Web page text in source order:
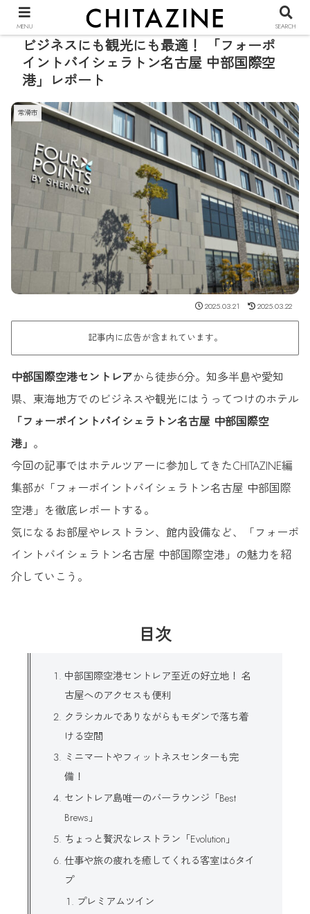
ビジネスにも観光にも最適！ 「フォーポ
イントバイシェラトン名古屋 中部国際空
港」レポート
常滑市
2025.03.21 2025.03.22
記事内に広告が含まれています。
中部国際空港セントレアから徒歩6分。知多半島や愛知
県、東海地方でのビジネスや観光にはうってつけのホテル
「フォーポイントバイシェラトン名古屋 中部国際空
港」 。
今回の記事ではホテルツアーに参加してきたCHITAZINE編
集部が「フォーポイントバイシェラトン名古屋 中部国際
空港」を徹底レポートする。
気になるお部屋やレストラン、館内設備など、「フォーポ
イントバイシェラトン名古屋 中部国際空港」の魅力を紹
介していこう。
目次
中部国際空港セントレア至近の好立地！ 名
古屋へのアクセスも便利
クラシカルでありながらもモダンで落ち着
ける空間
ミニマートやフィットネスセンターも完
備！
セントレア島唯一のバーラウンジ「Best
Brews」
ちょっと贅沢なレストラン「Evolution」
仕事や旅の疲れを癒してくれる客室は6タイ
プ
プレミアムツイン
MENU SEARCH